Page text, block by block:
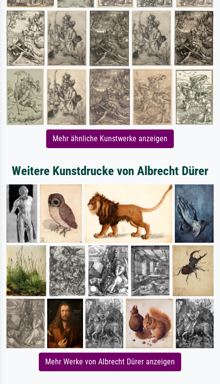
Mehr ähnliche Kunstwerke anzeigen
Weitere Kunstdrucke von Albrecht Dürer
Mehr Werke von Albrecht Dürer anzeigen